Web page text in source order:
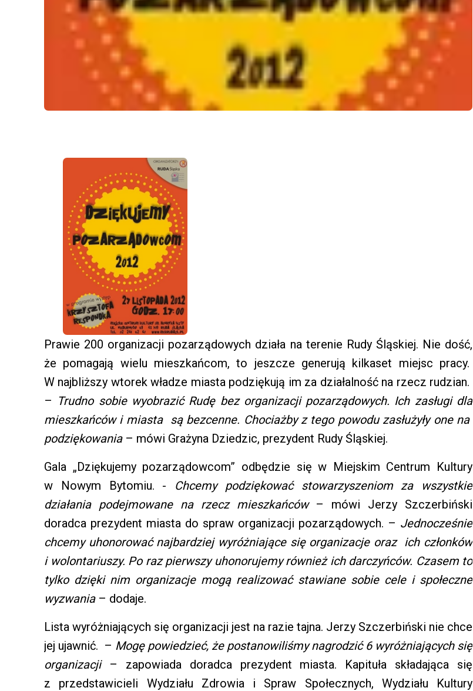
Prawie 200 organizacji pozarządowych działa na terenie Rudy Śląskiej. Nie dość,
że pomagają wielu mieszkańcom, to jeszcze generują kilkaset miejsc pracy.
W najbliższy wtorek władze miasta podziękują im za działalność na rzecz rudzian.
– Trudno sobie wyobrazić Rudę bez organizacji pozarządowych. Ich zasługi dla
mieszkańców i miasta są bezcenne. Chociażby z tego powodu zasłużyły one na
podziękowania – mówi Grażyna Dziedzic, prezydent Rudy Śląskiej.
Gala „Dziękujemy pozarządowcom” odbędzie się w Miejskim Centrum Kultury
w Nowym Bytomiu. - Chcemy podziękować stowarzyszeniom za wszystkie
działania podejmowane na rzecz mieszkańców– mówi Jerzy Szczerbiński
doradca prezydent miasta do spraw organizacji pozarządowych. – Jednocześnie
chcemy uhonorować najbardziej wyróżniające się organizacje oraz ich członków
i wolontariuszy. Po raz pierwszy uhonorujemy również ich darczyńców. Czasem to
tylko dzięki nim organizacje mogą realizować stawiane sobie cele i społeczne
wyzwania– dodaje.
Lista wyróżniających się organizacji jest na razie tajna. Jerzy Szczerbiński nie chce
jej ujawnić. – Mogę powiedzieć, że postanowiliśmy nagrodzić 6 wyróżniających się
organizacji– zapowiada doradca prezydent miasta. Kapituła składająca się
z przedstawicieli Wydziału Zdrowia i Spraw Społecznych, Wydziału Kultury